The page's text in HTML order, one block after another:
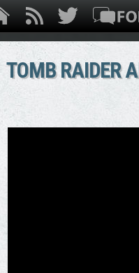
TOMB RAIDER